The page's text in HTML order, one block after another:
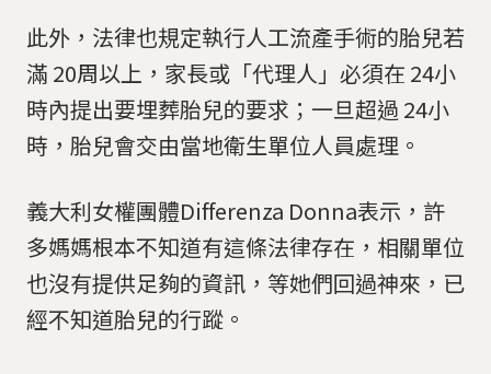
此外，法律也規定執行人工流產手術的胎兒若
滿 20周以上，家長或「代理人」必須在 24小
時內提出要埋葬胎兒的要求；一旦超過 24小
時，胎兒會交由當地衛生單位人員處理。
義大利女權團體Differenza Donna表示，許
多媽媽根本不知道有這條法律存在，相關單位
也沒有提供足夠的資訊，等她們回過神來，已
經不知道胎兒的行蹤。